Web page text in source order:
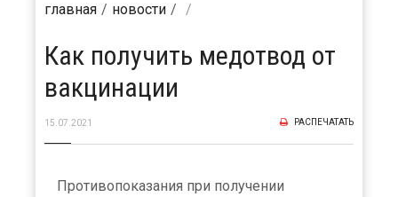
главная новости
Как получить медотвод от
вакцинации
15.07.2021 РАСПЕЧАТАТЬ
Противопоказания при получении